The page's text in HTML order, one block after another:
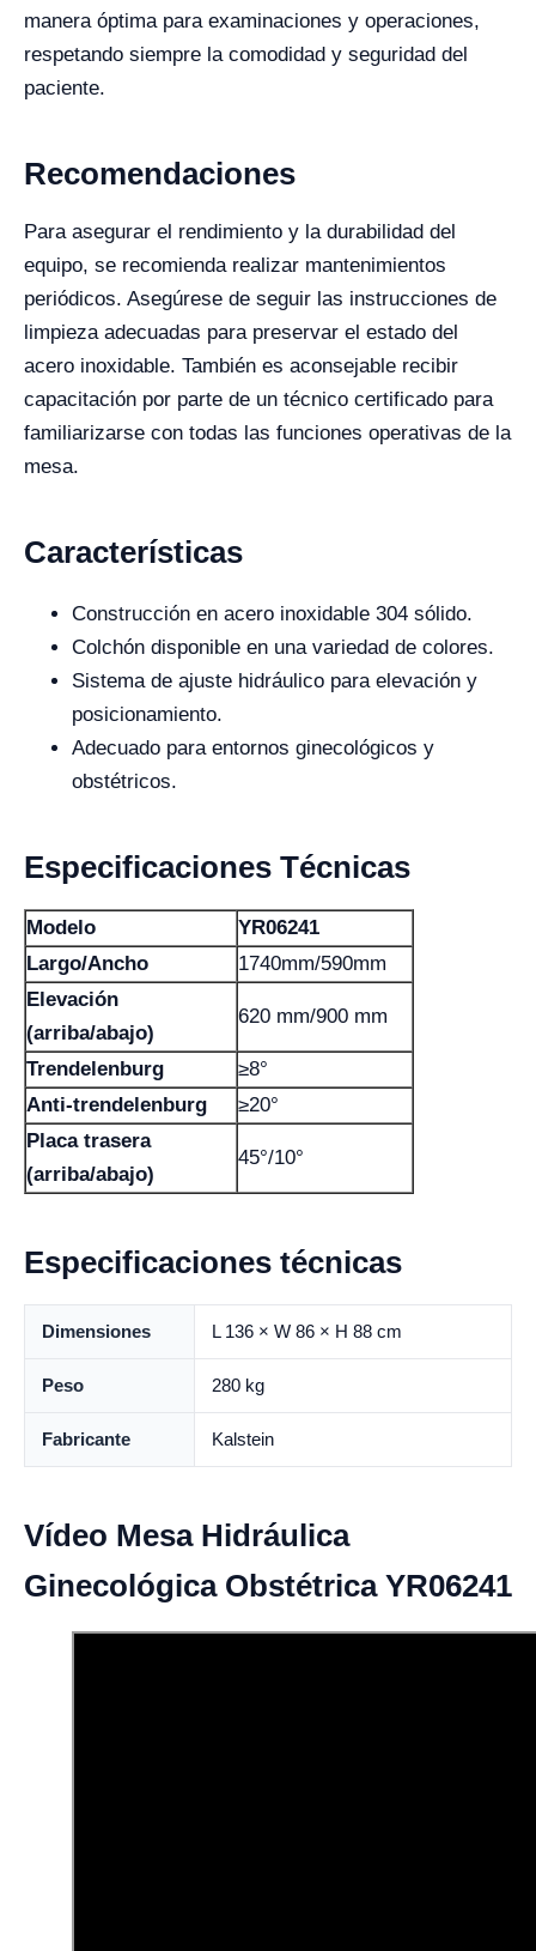
manera óptima para examinaciones y operaciones,
respetando siempre la comodidad y seguridad del
paciente.
Recomendaciones
Para asegurar el rendimiento y la durabilidad del
equipo, se recomienda realizar mantenimientos
periódicos. Asegúrese de seguir las instrucciones de
limpieza adecuadas para preservar el estado del
acero inoxidable. También es aconsejable recibir
capacitación por parte de un técnico certificado para
familiarizarse con todas las funciones operativas de la
mesa.
Características
Construcción en acero inoxidable 304 sólido.
Colchón disponible en una variedad de colores.
Sistema de ajuste hidráulico para elevación y
posicionamiento.
Adecuado para entornos ginecológicos y
obstétricos.
Especificaciones Técnicas
Modelo
YR06241
Largo/Ancho
1740mm/590mm
Elevación
(arriba/abajo)
620 mm/900 mm
Trendelenburg
≥8°
Anti-trendelenburg
≥20°
Placa trasera
(arriba/abajo)
45°/10°
Especificaciones técnicas
Dimensiones L 136 × W 86 × H 88 cm
Peso 280 kg
Fabricante Kalstein
Vídeo Mesa Hidráulica
Ginecológica Obstétrica YR06241